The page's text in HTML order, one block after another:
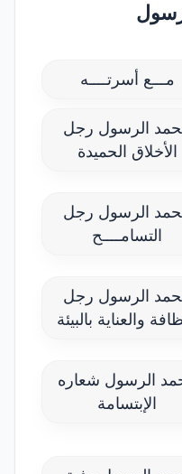
مـــع أسرتــــه
الرسول رجل
الأخلاق الحميدة
الرسول رجل
التسامــــح
الرسول رجل
والعناية بالبيئة
الرسول شعاره
الإبتسامة